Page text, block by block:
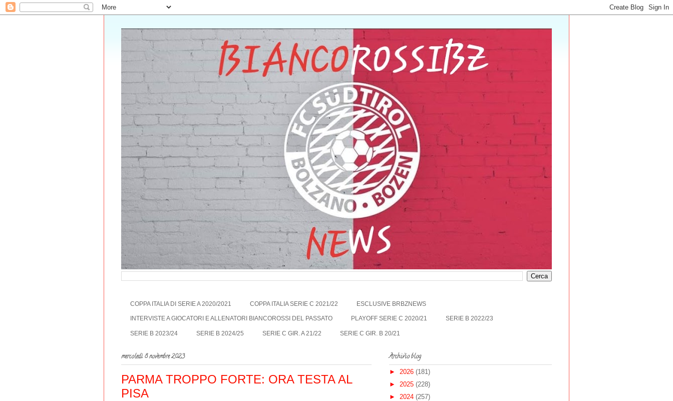
COPPA ITALIA DI SERIE A 2020/2021 COPPA ITALIA SERIE C 2021/22 ESCLUSIVE BRBZNEWS
INTERVISTE A GIOCATORI E ALLENATORI BIANCOROSSI DEL PASSATO PLAYOFF SERIE C 2020/21 SERIE B 2022/23
SERIE B 2023/24 SERIE B 2024/25 SERIE C GIR. A 21/22 SERIE C GIR. B 20/21
mercoledì 8 novembre 2023
PARMA TROPPO FORTE: ORA TESTA AL
PISA
Archivio blog
► 2026 (181)
► 2025 (228)
► 2024 (257)